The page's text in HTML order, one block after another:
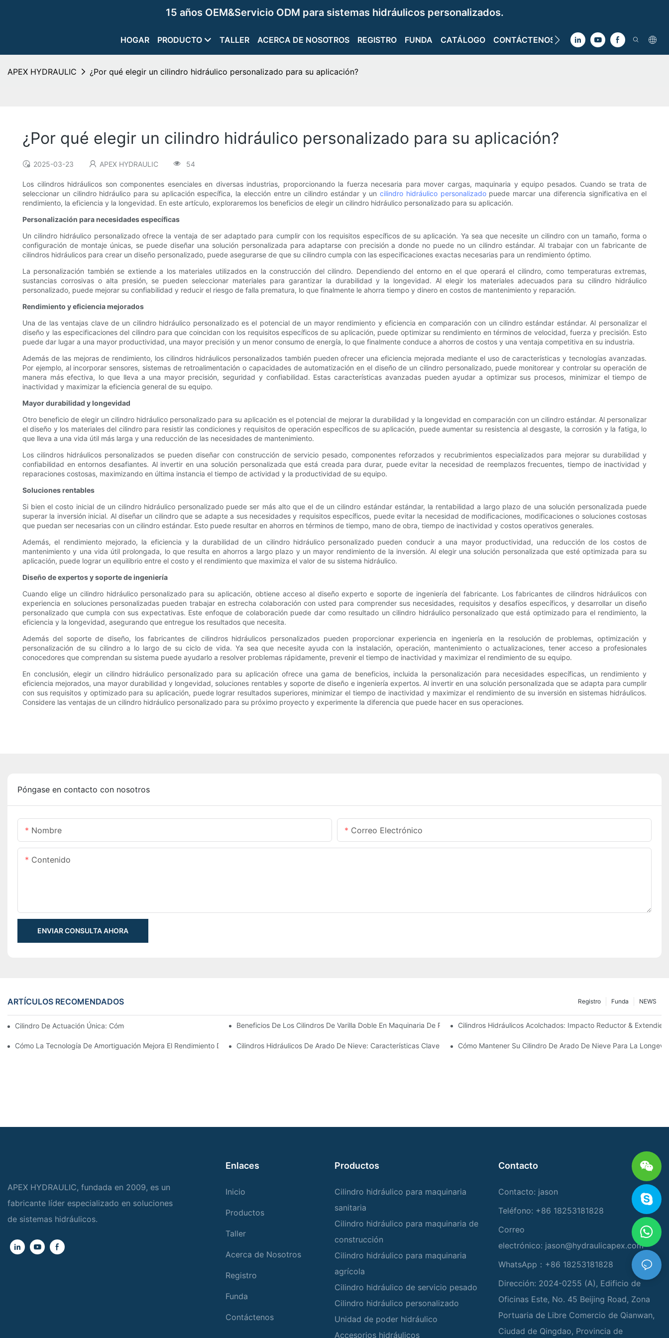
15 años OEM&Servicio ODM para sistemas hidráulicos personalizados.
HOGAR PRODUCTO TALLER ACERCA DE NOSOTROS REGISTRO FUNDA CATÁLOGO CONTÁCTENOS
APEX HYDRAULIC ¿Por qué elegir un cilindro hidráulico personalizado para su aplicación?
¿Por qué elegir un cilindro hidráulico personalizado para su aplicación?
2025-03-23 APEX HYDRAULIC 54
Los cilindros hidráulicos son componentes esenciales en diversas industrias, proporcionando la fuerza necesaria para mover cargas, maquinaria y equipo pesados. Cuando se trata de
seleccionar un cilindro hidráulico para su aplicación específica, la elección entre un cilindro estándar y uncilindro hidráulico personalizadopuede marcar una diferencia significativa en el
rendimiento, la eficiencia y la longevidad. En este artículo, exploraremos los beneficios de elegir un cilindro hidráulico personalizado para su aplicación.
Personalización para necesidades específicas
Un cilindro hidráulico personalizado ofrece la ventaja de ser adaptado para cumplir con los requisitos específicos de su aplicación. Ya sea que necesite un cilindro con un tamaño, forma o
configuración de montaje únicas, se puede diseñar una solución personalizada para adaptarse con precisión a donde no puede no un cilindro estándar. Al trabajar con un fabricante de
cilindros hidráulicos para crear un diseño personalizado, puede asegurarse de que su cilindro cumpla con las especificaciones exactas necesarias para un rendimiento óptimo.
La personalización también se extiende a los materiales utilizados en la construcción del cilindro. Dependiendo del entorno en el que operará el cilindro, como temperaturas extremas,
sustancias corrosivas o alta presión, se pueden seleccionar materiales para garantizar la durabilidad y la longevidad. Al elegir los materiales adecuados para su cilindro hidráulico
personalizado, puede mejorar su confiabilidad y reducir el riesgo de falla prematura, lo que finalmente le ahorra tiempo y dinero en costos de mantenimiento y reparación.
Rendimiento y eficiencia mejorados
Una de las ventajas clave de un cilindro hidráulico personalizado es el potencial de un mayor rendimiento y eficiencia en comparación con un cilindro estándar estándar. Al personalizar el
diseño y las especificaciones del cilindro para que coincidan con los requisitos específicos de su aplicación, puede optimizar su rendimiento en términos de velocidad, fuerza y ​​precisión. Esto
puede dar lugar a una mayor productividad, una mayor precisión y un menor consumo de energía, lo que finalmente conduce a ahorros de costos y una ventaja competitiva en su industria.
Además de las mejoras de rendimiento, los cilindros hidráulicos personalizados también pueden ofrecer una eficiencia mejorada mediante el uso de características y tecnologías avanzadas.
Por ejemplo, al incorporar sensores, sistemas de retroalimentación o capacidades de automatización en el diseño de un cilindro personalizado, puede monitorear y controlar su operación de
manera más efectiva, lo que lleva a una mayor precisión, seguridad y confiabilidad. Estas características avanzadas pueden ayudar a optimizar sus procesos, minimizar el tiempo de
inactividad y maximizar la eficiencia general de su equipo.
Mayor durabilidad y longevidad
Otro beneficio de elegir un cilindro hidráulico personalizado para su aplicación es el potencial de mejorar la durabilidad y la longevidad en comparación con un cilindro estándar. Al personalizar
el diseño y los materiales del cilindro para resistir las condiciones y requisitos de operación específicos de su aplicación, puede aumentar su resistencia al desgaste, la corrosión y la fatiga, lo
que lleva a una vida útil más larga y una reducción de las necesidades de mantenimiento.
Los cilindros hidráulicos personalizados se pueden diseñar con construcción de servicio pesado, componentes reforzados y recubrimientos especializados para mejorar su durabilidad y
confiabilidad en entornos desafiantes. Al invertir en una solución personalizada que está creada para durar, puede evitar la necesidad de reemplazos frecuentes, tiempo de inactividad y
reparaciones costosas, maximizando en última instancia el tiempo de actividad y la productividad de su equipo.
Soluciones rentables
Si bien el costo inicial de un cilindro hidráulico personalizado puede ser más alto que el de un cilindro estándar estándar, la rentabilidad a largo plazo de una solución personalizada puede
superar la inversión inicial. Al diseñar un cilindro que se adapte a sus necesidades y requisitos específicos, puede evitar la necesidad de modificaciones, modificaciones o soluciones costosas
que puedan ser necesarias con un cilindro estándar. Esto puede resultar en ahorros en términos de tiempo, mano de obra, tiempo de inactividad y costos operativos generales.
Además, el rendimiento mejorado, la eficiencia y la durabilidad de un cilindro hidráulico personalizado pueden conducir a una mayor productividad, una reducción de los costos de
mantenimiento y una vida útil prolongada, lo que resulta en ahorros a largo plazo y un mayor rendimiento de la inversión. Al elegir una solución personalizada que esté optimizada para su
aplicación, puede lograr un equilibrio entre el costo y el rendimiento que maximiza el valor de su sistema hidráulico.
Diseño de expertos y soporte de ingeniería
Cuando elige un cilindro hidráulico personalizado para su aplicación, obtiene acceso al diseño experto e soporte de ingeniería del fabricante. Los fabricantes de cilindros hidráulicos con
experiencia en soluciones personalizadas pueden trabajar en estrecha colaboración con usted para comprender sus necesidades, requisitos y desafíos específicos, y desarrollar un diseño
personalizado que cumpla con sus expectativas. Este enfoque de colaboración puede dar como resultado un cilindro hidráulico personalizado que está optimizado para el rendimiento, la
eficiencia y la longevidad, asegurando que entregue los resultados que necesita.
Además del soporte de diseño, los fabricantes de cilindros hidráulicos personalizados pueden proporcionar experiencia en ingeniería en la resolución de problemas, optimización y
personalización de su cilindro a lo largo de su ciclo de vida. Ya sea que necesite ayuda con la instalación, operación, mantenimiento o actualizaciones, tener acceso a profesionales
conocedores que comprendan su sistema puede ayudarlo a resolver problemas rápidamente, prevenir el tiempo de inactividad y maximizar el rendimiento de su equipo.
En conclusión, elegir un cilindro hidráulico personalizado para su aplicación ofrece una gama de beneficios, incluida la personalización para necesidades específicas, un rendimiento y
eficiencia mejorados, una mayor durabilidad y longevidad, soluciones rentables y soporte de diseño e ingeniería expertos. Al invertir en una solución personalizada que se adapta para cumplir
con sus requisitos y optimizado para su aplicación, puede lograr resultados superiores, minimizar el tiempo de inactividad y maximizar el rendimiento de su inversión en sistemas hidráulicos.
Considere las ventajas de un cilindro hidráulico personalizado para su próximo proyecto y experimente la diferencia que puede hacer en sus operaciones.
Póngase en contacto con nosotros
Nombre Correo Electrónico
Contenido
ENVIAR CONSULTA AHORA
ARTÍCULOS RECOMENDADOS NEWS
Funda
Registro
Cilindro De Actuación Única: Cómo Funciona & Aplicaciones ComunesBeneficios De Los Cilindros De Varilla Doble En Maquinaria De PrecisiónCilindros Hidráulicos Acolchados: Impacto Reductor &
Cómo La Tecnología De Amortiguación Mejora El Rendimiento Del Cilindro HidráulicoCilindros Hidráulicos De Arado De Nieve: Características Clave Para Condiciones De Invierno Duras
Cómo Mantener Su Cilindro De Arado De Nieve Para La
APEX HYDRAULIC, fundada en 2009, es un
fabricante líder especializado en soluciones
de sistemas hidráulicos.
Enlaces
Inicio
Productos
Taller
Acerca de Nosotros
Registro
Funda
Contáctenos
Productos
Cilindro hidráulico para maquinaria
sanitaria
Cilindro hidráulico para maquinaria de
construcción
Cilindro hidráulico para maquinaria
agrícola
Cilindro hidráulico de servicio pesado
Cilindro hidráulico personalizado
Unidad de poder hidráulico
Accesorios hidráulicos
Contacto
Contacto: jason
Teléfono: +86 18253181828
Correo
electrónico: jason@hydraulicapex.com
WhatsApp：+86 18253181828
Dirección: 2024-0255 (A), Edificio de
Oficinas Este, No. 45 Beijing Road, Zona
Portuaria de Libre Comercio de Qianwan,
Ciudad de Qingdao, Provincia de